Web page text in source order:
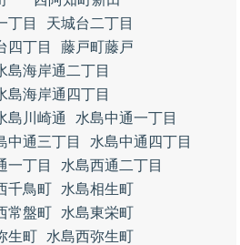
丁目
天城台二丁目
四丁目
藤戸町藤戸
島海岸通二丁目
島海岸通四丁目
島川崎通
水島中通一丁目
中通三丁目
水島中通四丁目
一丁目
水島西通二丁目
千鳥町
水島相生町
常盤町
水島東栄町
生町
水島西弥生町